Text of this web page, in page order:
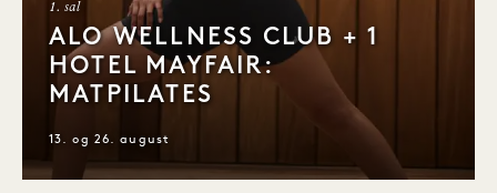
1. sal
ALO WELLNESS CLUB + 1
HOTEL MAYFAIR:
MATPILATES
13. og 26. august